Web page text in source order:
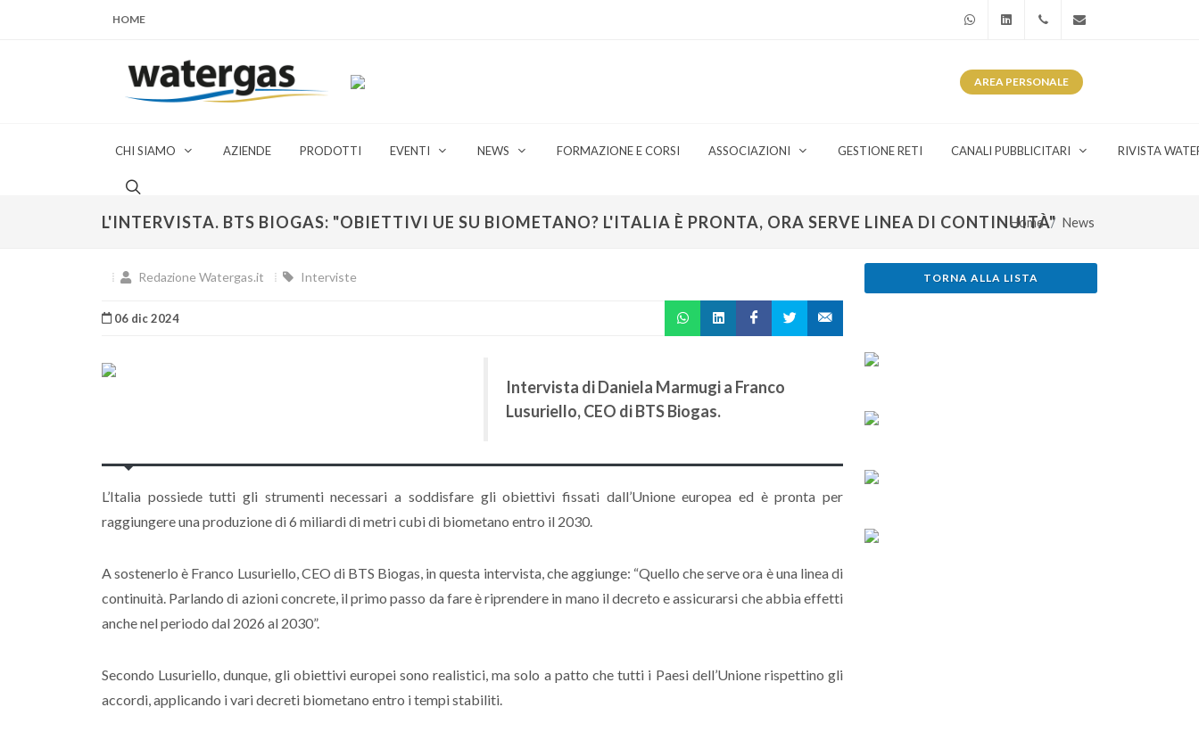
HOME WhatsAppLinkedin+39 345 281 0246
AREA PERSONALE
CHI SIAMO AZIENDE PRODOTTI EVENTI NEWS FORMAZIONE E CORSI ASSOCIAZIONI GESTIONE RETI CANALI PUBBLICITARI RIVISTA
L'INTERVISTA. BTS BIOGAS: "OBIETTIVI UE SU BIOMETANO? L'ITALIA È PRONTA, ORA SERVE LINEA DI CONTINUITÀ"
Home News
Redazione Watergas.it Interviste
06 dic 2024
Intervista di Daniela Marmugi a Franco
Lusuriello, CEO di BTS Biogas.
L’Italia possiede tutti gli strumenti necessari a soddisfare gli obiettivi fissati dall’Unione europea ed è pronta per
raggiungere una produzione di 6 miliardi di metri cubi di biometano entro il 2030.
A sostenerlo è Franco Lusuriello, CEO di BTS Biogas, in questa intervista, che aggiunge: “Quello che serve ora è una linea di
continuità. Parlando di azioni concrete, il primo passo da fare è riprendere in mano il decreto e assicurarsi che abbia effetti
anche nel periodo dal 2026 al 2030”.
Secondo Lusuriello, dunque, gli obiettivi europei sono realistici, ma solo a patto che tutti i Paesi dell’Unione rispettino gli
accordi, applicando i vari decreti biometano entro i tempi stabiliti.
TORNA ALLA LISTA